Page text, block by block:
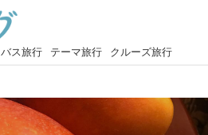
バス旅行 テーマ旅行 クルーズ旅行